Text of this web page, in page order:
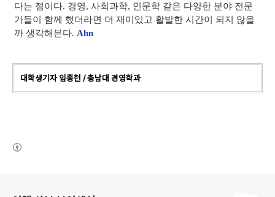
다는 점이다. 경영, 사회과학, 인문학 같은 다양한 분야 전문
가들이 함께 했더라면 더 재미있고 활발한 시간이 되지 않을
까 생각해본다. Ahn
대학생기자 임종헌 / 충남대 경영학과